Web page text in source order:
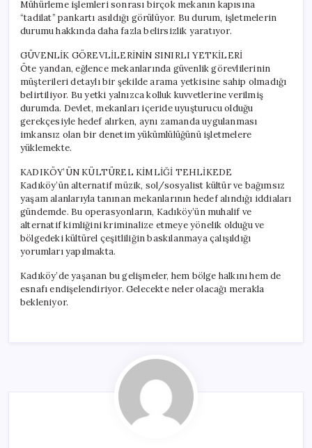
Mühürleme işlemleri sonrası birçok mekanın kapısına
“tadilat” pankartı asıldığı görülüyor. Bu durum, işletmelerin
durumu hakkında daha fazla belirsizlik yaratıyor.
GÜVENLİK GÖREVLİLERİNİN SINIRLI YETKİLERİ
Öte yandan, eğlence mekanlarında güvenlik görevlilerinin
müşterileri detaylı bir şekilde arama yetkisine sahip olmadığı
belirtiliyor. Bu yetki yalnızca kolluk kuvvetlerine verilmiş
durumda. Devlet, mekanları içeride uyuşturucu olduğu
gerekçesiyle hedef alırken, aynı zamanda uygulanması
imkansız olan bir denetim yükümlülüğünü işletmelere
yüklemekte.
KADIKÖY’ÜN KÜLTÜREL KİMLİĞİ TEHLİKEDE
Kadıköy’ün alternatif müzik, sol/sosyalist kültür ve bağımsız
yaşam alanlarıyla tanınan mekanlarının hedef alındığı iddiaları
gündemde. Bu operasyonların, Kadıköy’ün muhalif ve
alternatif kimliğini kriminalize etmeye yönelik olduğu ve
bölgedeki kültürel çeşitliliğin baskılanmaya çalışıldığı
yorumları yapılmakta.
Kadıköy’de yaşanan bu gelişmeler, hem bölge halkını hem de
esnafı endişelendiriyor. Gelecekte neler olacağı merakla
bekleniyor.